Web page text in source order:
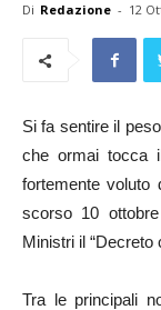
Di Redazione - 12
Si fa sentire il
che ormai tocca
fortemente voluto
scorso 10
Ministri il “Decreto
Tra le principali